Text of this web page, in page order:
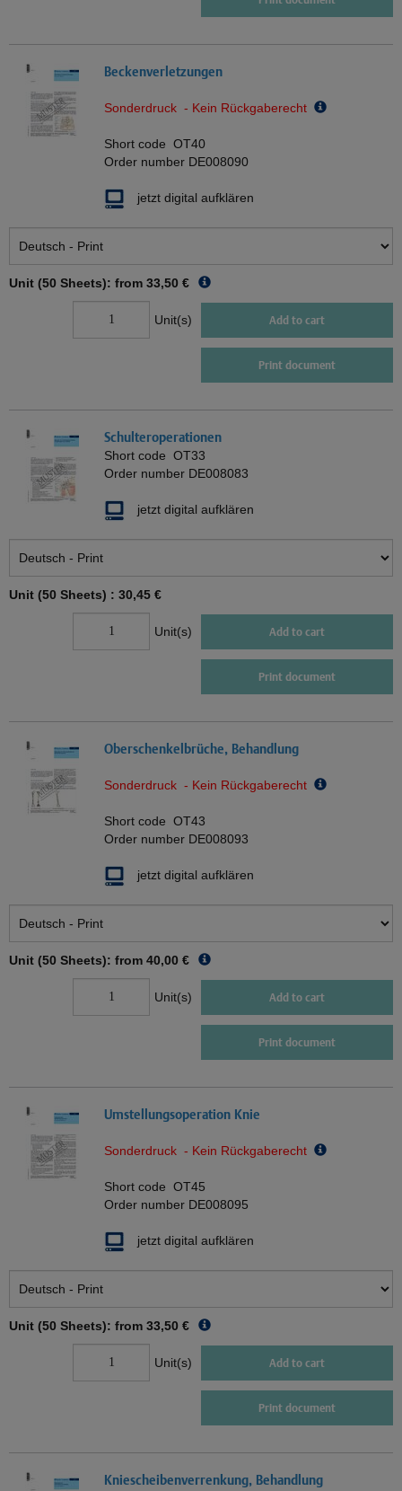
Beckenverletzungen
Sonderdruck - Kein Rückgaberecht
Short code OT40
Order number DE008090
jetzt digital aufklären
Unit (50 Sheets): from 33,50 €
Unit(s) Add to cart
Print document
Schulteroperationen
Short code OT33
Order number DE008083
jetzt digital aufklären
Unit (50 Sheets) : 30,45 €
Unit(s) Add to cart
Print document
Oberschenkelbrüche, Behandlung
Sonderdruck - Kein Rückgaberecht
Short code OT43
Order number DE008093
jetzt digital aufklären
Unit (50 Sheets): from 40,00 €
Unit(s) Add to cart
Print document
Umstellungsoperation Knie
Sonderdruck - Kein Rückgaberecht
Short code OT45
Order number DE008095
jetzt digital aufklären
Unit (50 Sheets): from 33,50 €
Unit(s) Add to cart
Print document
Kniescheibenverrenkung, Behandlung